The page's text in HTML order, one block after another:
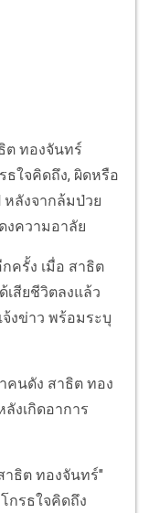
ต ทองจันทร์
ธใจคิดถึง, ผิดหรือ
หลังจากล้มป่วย
งความอาลัย
ครั้ง เมื่อ สาธิต
สียชีวิตลงแล้ว
งข่าว พร้อมระบุ
คนดัง สาธิต ทอง
งเกิดอาการ
ธิต ทองจันทร์"
กรธใจคิดถึง